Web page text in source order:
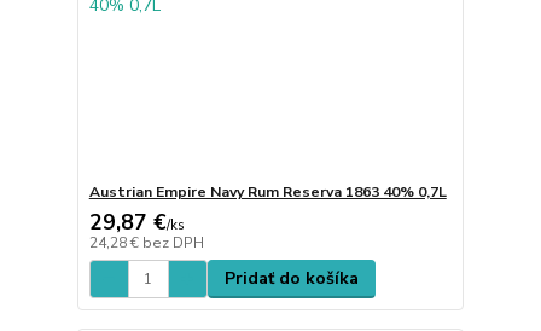
Austrian Empire Navy Rum Reserva 1863 40% 0,7L
29,87 €/ks
24,28 € bez DPH
Pridať do košíka